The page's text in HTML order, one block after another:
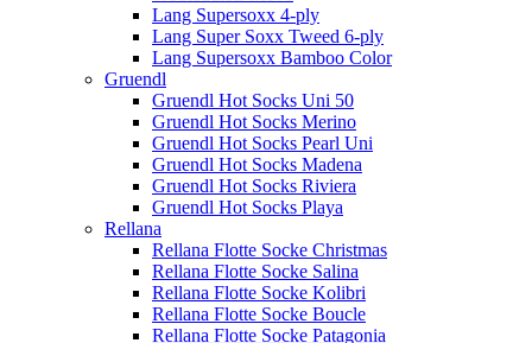
Lang Supersoxx 4-ply
Lang Super Soxx Tweed 6-ply
Lang Supersoxx Bamboo Color
Gruendl
Gruendl Hot Socks Uni 50
Gruendl Hot Socks Merino
Gruendl Hot Socks Pearl Uni
Gruendl Hot Socks Madena
Gruendl Hot Socks Riviera
Gruendl Hot Socks Playa
Rellana
Rellana Flotte Socke Christmas
Rellana Flotte Socke Salina
Rellana Flotte Socke Kolibri
Rellana Flotte Socke Boucle
Rellana Flotte Socke Patagonia